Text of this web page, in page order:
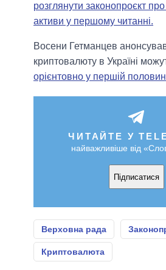
розглянути законопроєкт про
активи у першому читанні.
Восени Гетманцев
криптовалюту в Україні
орієнтовно у першій
ЧИТАЙТЕ У
найважливіше від
Підписатися
Верховна рада
Криптовалюта